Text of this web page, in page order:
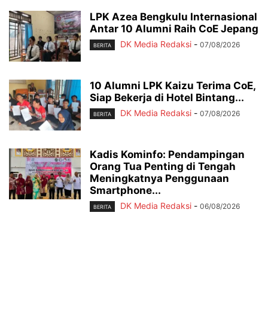
LPK Azea Bengkulu Internasional
Antar 10 Alumni Raih CoE Jepang
BERITA DK Media Redaksi - 07/08/2026
10 Alumni LPK Kaizu Terima CoE,
Siap Bekerja di Hotel Bintang...
BERITA DK Media Redaksi - 07/08/2026
Kadis Kominfo: Pendampingan
Orang Tua Penting di Tengah
Meningkatnya Penggunaan
Smartphone...
BERITA DK Media Redaksi - 06/08/2026